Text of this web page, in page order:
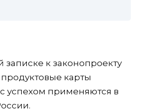
записке к законопроекту
продуктовые карты
успехом применяются в